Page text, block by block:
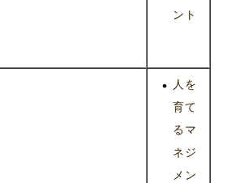
ント
人を
育て
るマ
ネジ
メン